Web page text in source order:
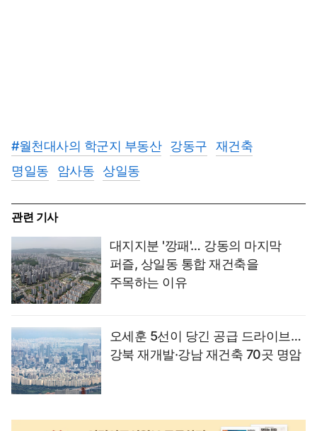
#월천대사의 학군지 부동산 강동구
재건축
명일동
암사동 상일동
관련 기사
대지지분 '깡패'… 강동의 마지막
퍼즐, 상일동 통합 재건축을
주목하는 이유
오세훈 5선이 당긴 공급 드라이브…
강북 재개발·강남 재건축 70곳 명암